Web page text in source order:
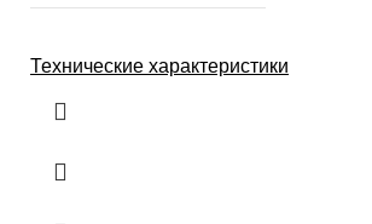
Технические характеристики